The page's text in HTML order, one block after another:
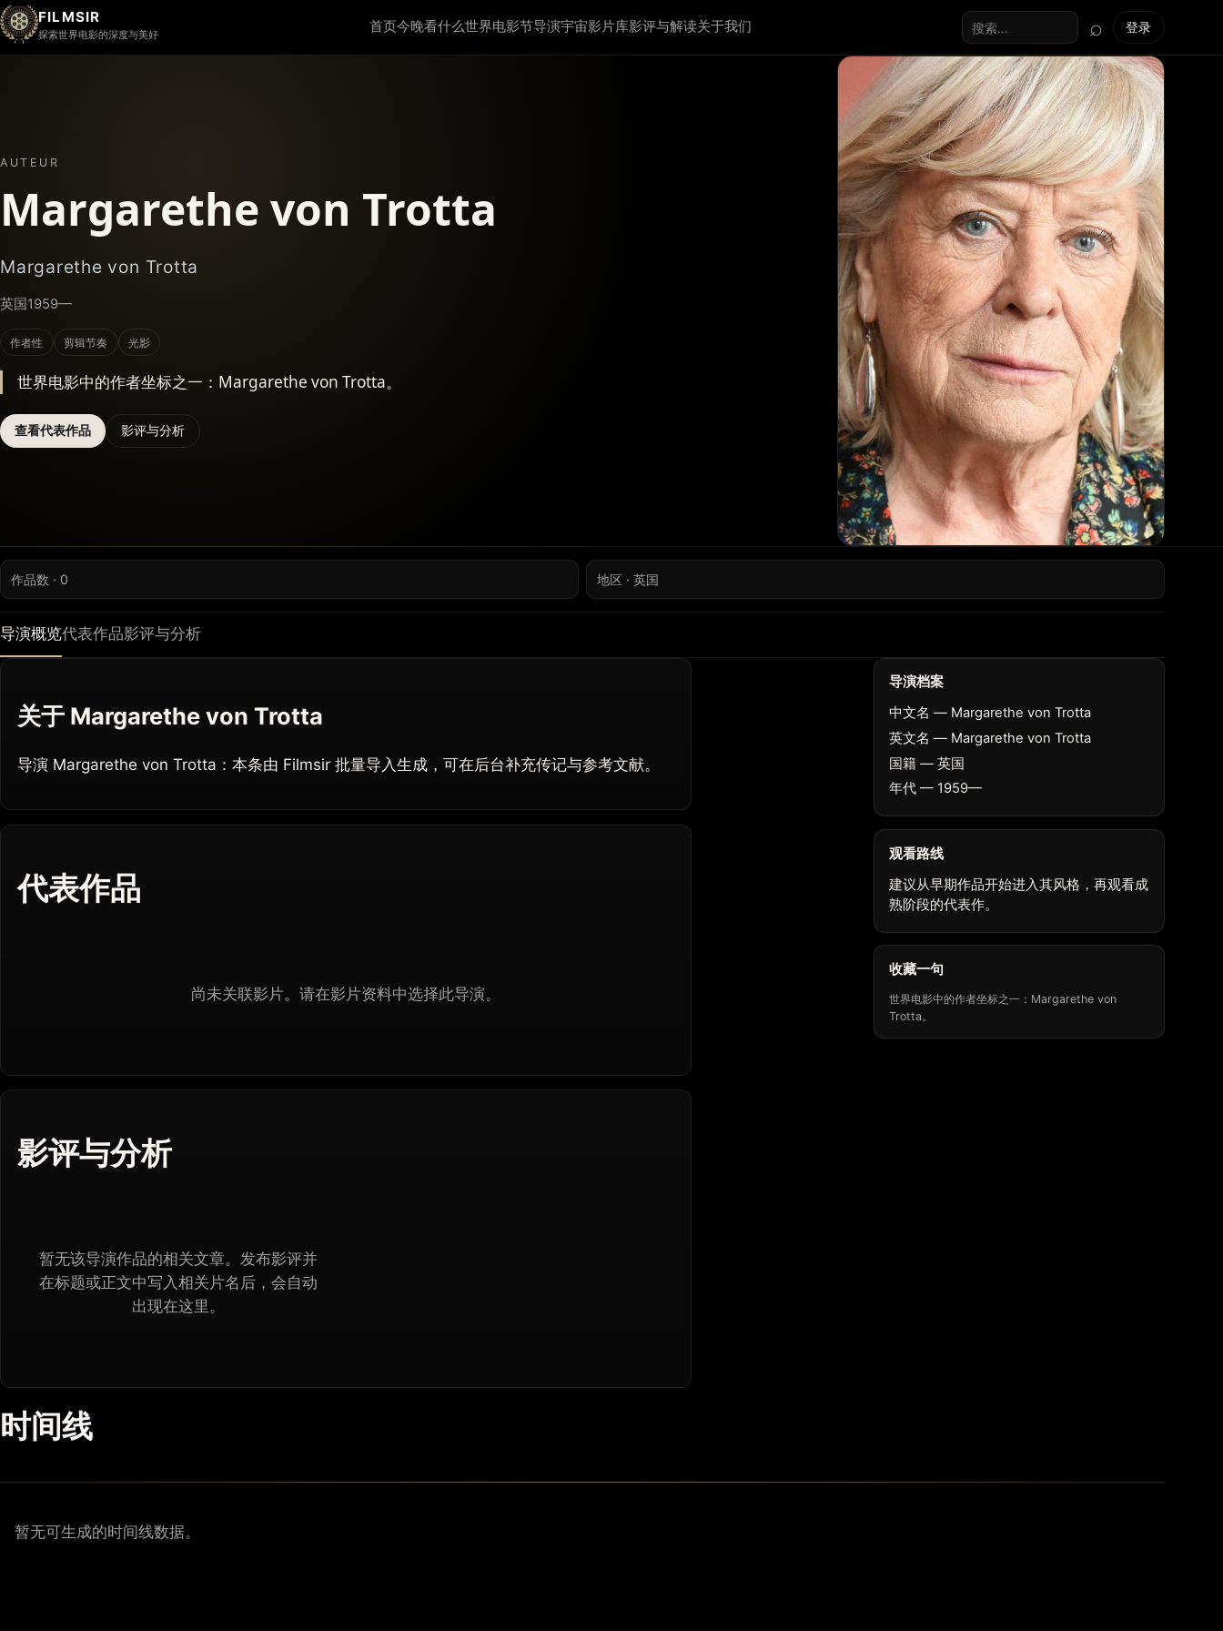
FILMSIR
探索世界电影的深度与美好 首页今晚看什么世界电影节导演宇宙影片库影评与解读关于我们
搜索全站
⌕ 登录
AUTEUR
Margarethe von Trotta
Margarethe von Trotta
英国1959—
作者性 剪辑节奏 光影
世界电影中的作者坐标之一：Margarethe von Trotta。
查看代表作品 影评与分析
作品数 · 0 地区 · 英国
导演概览代表作品影评与分析
关于 Margarethe von Trotta
导演 Margarethe von Trotta：本条由 Filmsir 批量导入生成，可在后台补充传记与参考文献。
代表作品
尚未关联影片。请在影片资料中选择此导演。
影评与分析
暂无该导演作品的相关文章。发布影评并
在标题或正文中写入相关片名后，会自动
出现在这里。
导演档案
中文名 — Margarethe von Trotta
英文名 — Margarethe von Trotta
国籍 — 英国
年代 — 1959—
观看路线
建议从早期作品开始进入其风格，再观看成
熟阶段的代表作。
收藏一句
世界电影中的作者坐标之一：Margarethe von
Trotta。
时间线
暂无可生成的时间线数据。